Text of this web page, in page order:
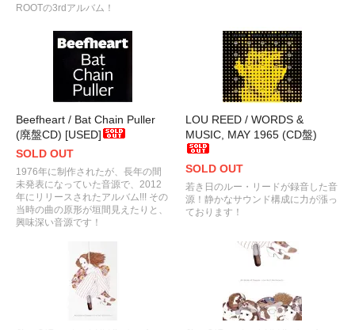
ROOTの3rdアルバム！
Beefheart / Bat Chain Puller
(廃盤CD) [USED]
SOLD OUT
1976年に制作されたが、長年の間
未発表になっていた音源で、2012
年にリリースされたアルバム!!! その
当時の曲の原形が垣間見えたりと、
興味深い音源です！
LOU REED / WORDS &
MUSIC, MAY 1965 (CD盤)
SOLD OUT
若き日のルー・リードが録音した音
源！静かなサウンド構成に力が漲っ
ております！